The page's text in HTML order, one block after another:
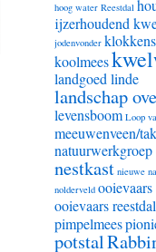
hoog water Reestdal
ijzerhoudend
jodenvonder
koolmees
landgoed linde
landschap
levensboom Loop
meeuwenveen/
natuurwerkgroep
nestkast nieuwe
nolderveld
ooievaars reestdal
pimpelmees
potstal